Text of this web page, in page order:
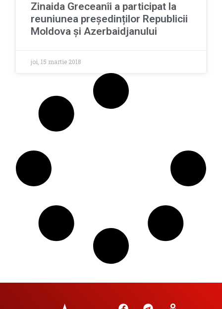
Zinaida Greceanîi a participat la
reuniunea președinților Republicii
Moldova și Azerbaidjanului
joi, 15 martie 2018